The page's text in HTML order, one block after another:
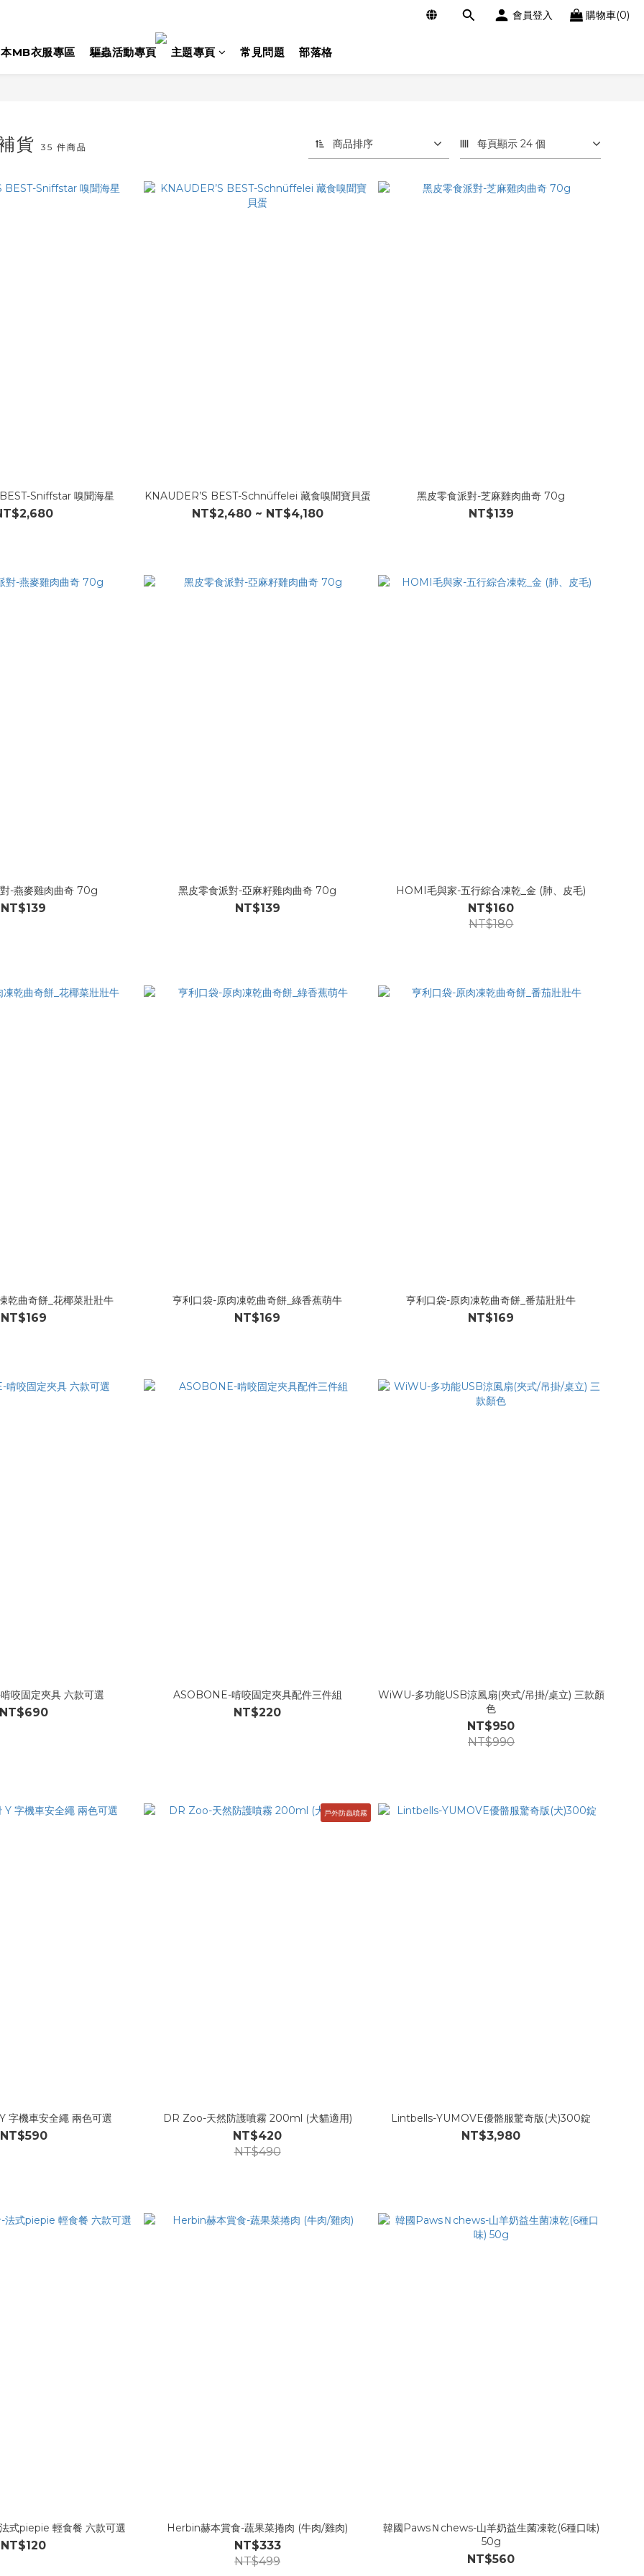
會員登入 購物車(0)
本MB衣服專區 驅蟲活動專頁 主題專頁 常見問題 部落格
貨35 件商品 商品排序 每頁顯示 24 個
Sniffstar 嗅聞海星 KNAUDER’S BEST-Schnüffelei 藏食嗅聞寶貝蛋
NT$2,480 ~ NT$4,180
黑皮零食派對-芝麻雞肉曲奇 70g
NT$139
-燕麥雞肉曲奇 70g
NT$139
黑皮零食派對-亞麻籽雞肉曲奇 70g
NT$139
HOMI毛與家-五行綜合凍乾_金 (肺、皮毛)
NT$160
NT$180
乾曲奇餅_花椰菜壯壯牛
NT$169
亨利口袋-原肉凍乾曲奇餅_綠香蕉萌牛
NT$169
亨利口袋-原肉凍乾曲奇餅_番茄壯壯牛
NT$169
咬固定夾具 六款可選
NT$690
ASOBONE-啃咬固定夾具配件三件組
NT$220
WiWU-多功能USB涼風扇(夾式/吊掛/桌立) 三款顏
色
NT$950
NT$990
字機車安全繩 兩色可選
NT$590
戶外防蟲噴霧
DR Zoo-天然防護噴霧 200ml (犬貓適用)
NT$420
NT$490
Lintbells-YUMOVE優骼服驚奇版(犬)300錠
NT$3,980
式piepie 輕食餐 六款可選
NT$120
Herbin赫本賞食-蔬果菜捲肉 (牛肉/雞肉)
NT$333
NT$499
韓國PawsＮchews-山羊奶益生菌凍乾(6種口味)
50g
NT$560